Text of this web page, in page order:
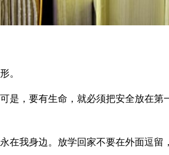
。
，要有生命，就必须把安全放在第
我身边。放学回家不要在外面逗留